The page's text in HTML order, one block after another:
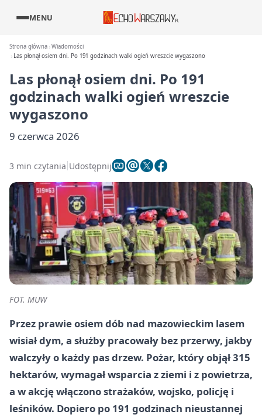
MENU
Strona główna Wiadomości
Las płonął osiem dni. Po 191 godzinach walki ogień wreszcie wygaszono
Las płonął osiem dni. Po 191
godzinach walki ogień wreszcie
wygaszono
9 czerwca 2026
3 min czytania Udostępnij
FOT. MUW
Przez prawie osiem dób nad mazowieckim lasem
wisiał dym, a służby pracowały bez przerwy, jakby
walczyły o każdy pas drzew. Pożar, który objął 315
hektarów, wymagał wsparcia z ziemi i z powietrza,
a w akcję włączono strażaków, wojsko, policję i
leśników. Dopiero po 191 godzinach nieustannej